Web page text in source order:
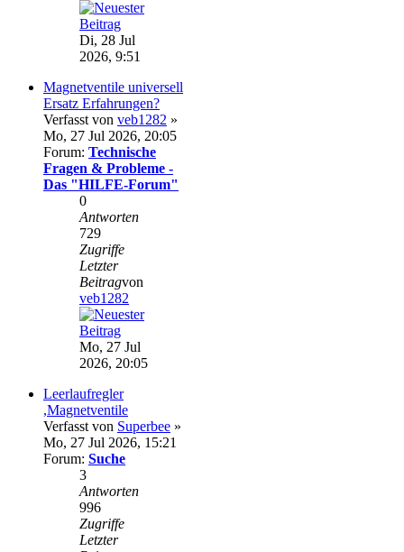
Di, 28 Jul
2026, 9:51
Magnetventile universell
Ersatz Erfahrungen?
Verfasst von veb1282 »
Mo, 27 Jul 2026, 20:05
Forum: Technische
Fragen & Probleme -
Das "HILFE-Forum"
0
Antworten
729
Zugriffe
Letzter
Beitragvon
veb1282
Mo, 27 Jul
2026, 20:05
Leerlaufregler
,Magnetventile
Verfasst von Superbee »
Mo, 27 Jul 2026, 15:21
Forum: Suche
3
Antworten
996
Zugriffe
Letzter